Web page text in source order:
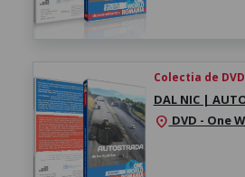
Colectia de
DAL NIC |
location_on DVD - One